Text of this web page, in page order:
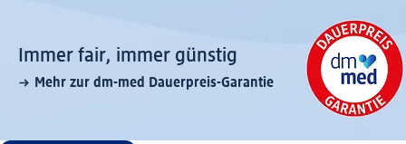
Immer fair,­ immer günstig
Mehr zur dm-med Dauerpreis-Garantie